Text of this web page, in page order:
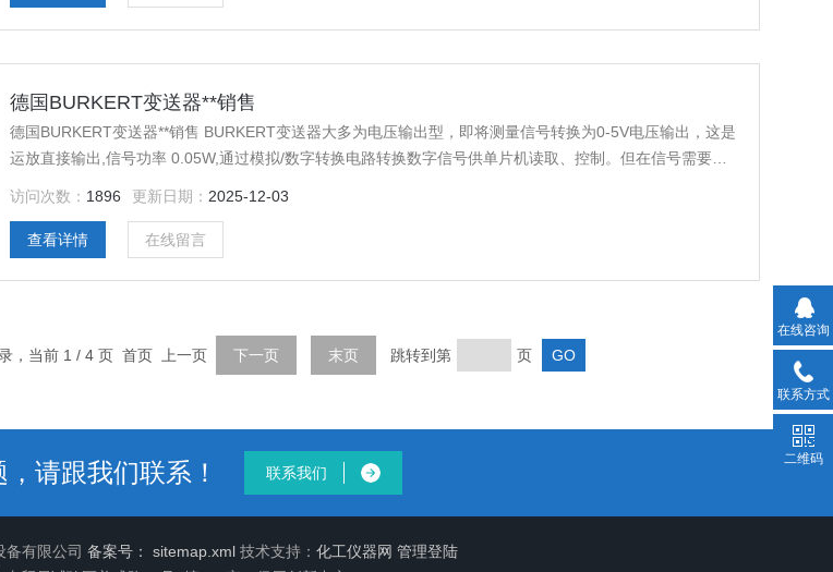
德国BURKERT变送器**销售
德国BURKERT变送器**销售 BURKERT变送器大多为电压输出型，即将测量信号转换为0-5V电压输出，这是
运放直接输出,信号功率 0.05W,通过模拟/数字转换电路转换数字信号供单片机读取、控制。但在信号需要远
访问次数： 1896 更新日期： 2025-12-03
查看详情 在线留言
，当前 1 / 4 页 首页 上一页 下一页 末页 跳转到第 页
请跟我们联系！ 联系我们
有限公司 备案号： sitemap.xml 技术支持： 化工仪器网 管理登陆
在线咨询
联系方式
二维码